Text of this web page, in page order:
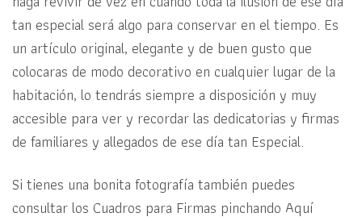
tan especial será algo para conservar en el tiempo. Es
un artículo original, elegante y de buen gusto que
colocaras de modo decorativo en cualquier lugar de la
habitación, lo tendrás siempre a disposición y muy
accesible para ver y recordar las dedicatorias y firmas
de familiares y allegados de ese día tan Especial.
Si tienes una bonita fotografía también puedes
consultar los Cuadros para Firmas pinchando Aquí